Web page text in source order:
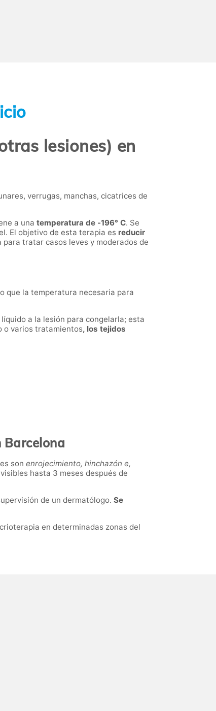
lesiones) en
verrugas, manchas, cicatrices de
a una temperatura de -196° C. Se
El objetivo de esta terapia es reducir
tratar casos leves y moderados de
que la temperatura necesaria para
a la lesión para congelarla; esta
o varios tratamientos, los tejidos
Barcelona
son enrojecimiento, hinchazón e,
hasta 3 meses después de
de un dermatólogo. Se
en determinadas zonas del